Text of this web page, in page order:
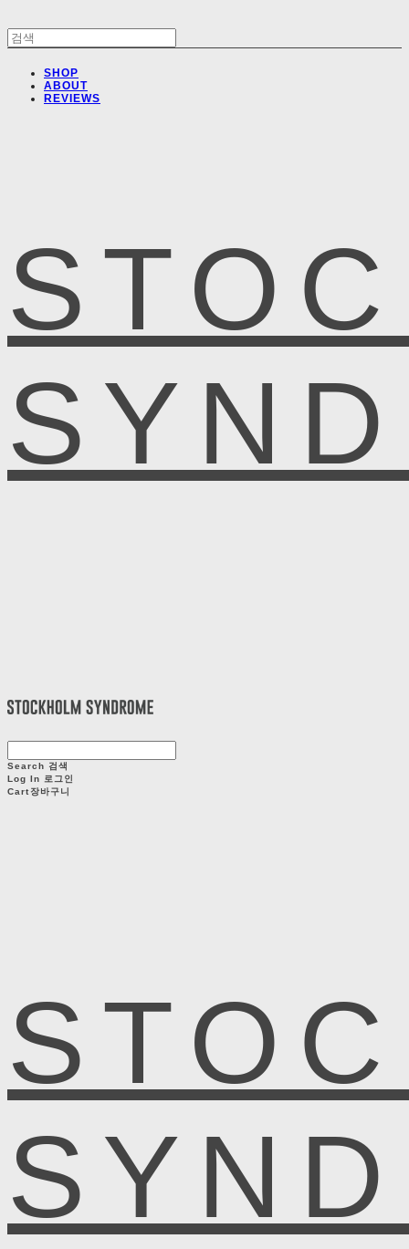
SHOP
ABOUT
REVIEWS
Search 검색
Log In 로그인
Cart장바구니